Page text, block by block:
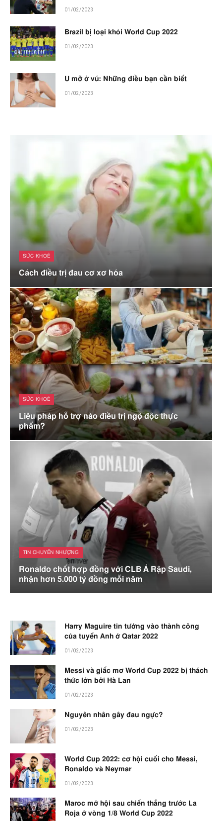
01/02/2023
Brazil bị loại khỏi World Cup 2022
01/02/2023
U mỡ ở vú: Những điều bạn cần biết
01/02/2023
SỨC KHOẺ
Cách điều trị đau cơ xơ hóa
SỨC KHOẺ
Liệu pháp hỗ trợ nào điều trị ngộ độc thực
phẩm?
TIN CHUYỂN NHƯỢNG
Ronaldo chốt hợp đồng với CLB Ả Rập Saudi,
nhận hơn 5.000 tỷ đồng mỗi năm
Harry Maguire tin tưởng vào thành công
của tuyển Anh ở Qatar 2022
01/02/2023
Messi và giấc mơ World Cup 2022 bị thách
thức lớn bởi Hà Lan
01/02/2023
Nguyên nhân gây đau ngực?
01/02/2023
World Cup 2022: cơ hội cuối cho Messi,
Ronaldo và Neymar
01/02/2023
Maroc mở hội sau chiến thắng trước La
Roja ở vòng 1/8 World Cup 2022